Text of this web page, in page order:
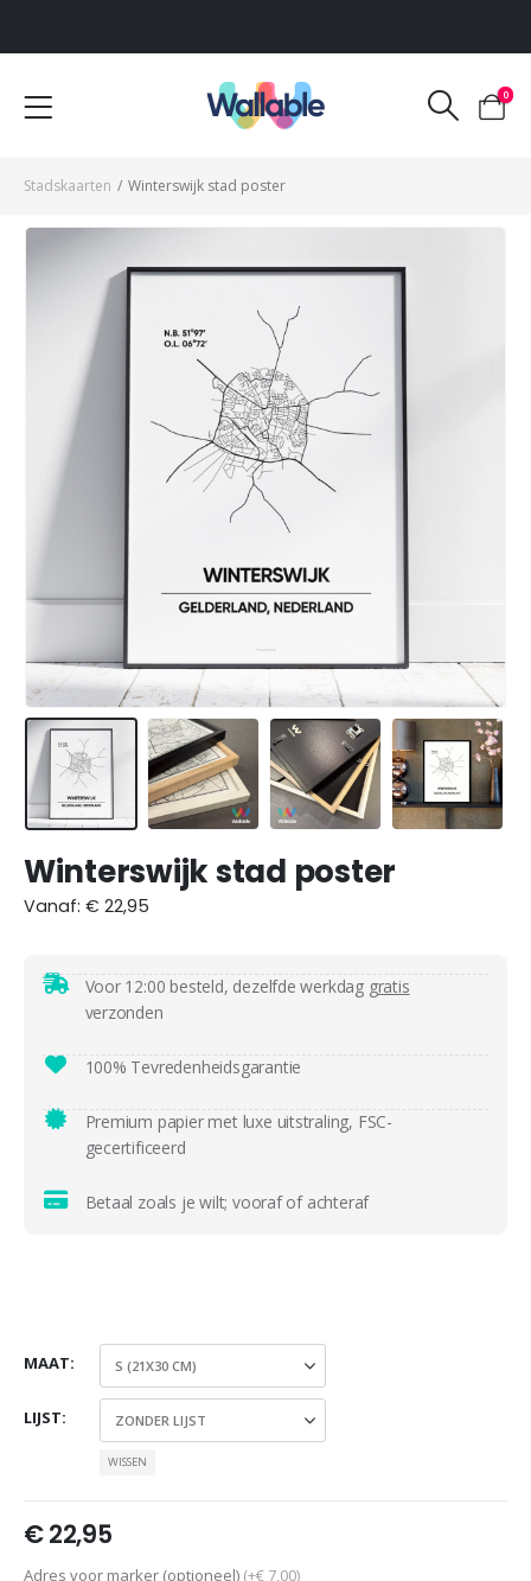
Voor 12:00 uur besteld, dezelfde werkdag verzonden
0
Stadskaarten / Winterswijk stad poster
Winterswijk stad poster
Vanaf: € 22,95
Voor 12:00 besteld, dezelfde werkdag gratis
verzonden
100% Tevredenheidsgarantie
Premium papier met luxe uitstraling, FSC-
gecertificeerd
Betaal zoals je wilt; vooraf of achteraf
MAAT
LIJST
WISSEN
€22,95
Adres voor marker (optioneel) (+€ 7,00)